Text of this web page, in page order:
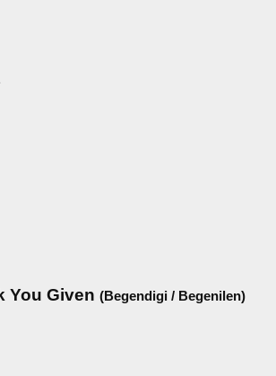
You Given (Begendigi / Begenilen)